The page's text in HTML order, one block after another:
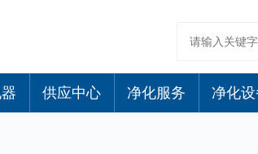
供应中心 净化服务 净化设